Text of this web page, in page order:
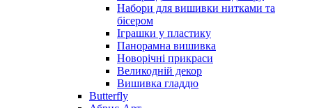
Набори для вишивки нитками та
бісером
Іграшки у пластику
Панорамна вишивка
Новорічні прикраси
Великодній декор
Вишивка гладдю
Butterfly